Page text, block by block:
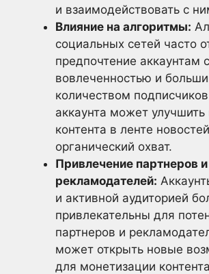
и взаимодействовать с
Влияние на алгоритмы:
социальных сетей часто
предпочтение аккаунтам
вовлеченностью и
количеством
аккаунта может
контента в ленте
органический охват.
Привлечение партнеров и
рекламодателей:
и активной аудиторией
привлекательны для
партнеров и
может открыть новые
для монетизации